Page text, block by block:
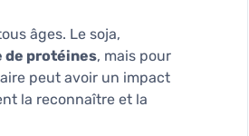
âges. Le soja,
de protéines, mais pour
peut avoir un impact
la reconnaître et la